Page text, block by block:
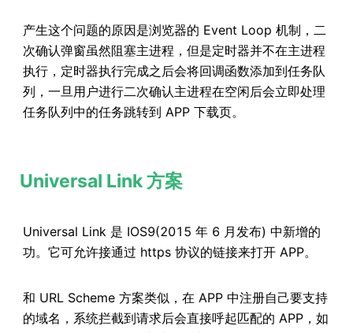
产生这个问题的原因是浏览器的 Event Loop 机制，二
次确认弹窗虽然阻塞主进程，但是定时器并不在主进程
执行，定时器执行完成之后会将回调函数添加到任务队
列，一旦用户进行二次确认主进程在空闲后会立即处理
任务队列中的任务跳转到 APP 下载页。
Universal Link 方案
Universal Link 是 IOS9(2015 年 6 月发布) 中新增的
功。它可允许接通过 https 协议的链接来打开 APP。
和 URL Scheme 方案类似，在 APP 中注册自己要支持
的域名，系统拦截到请求后会直接呼起匹配的 APP，如